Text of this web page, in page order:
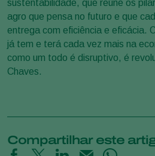
sustentabilidade, que reúne os
agro que pensa no futuro e que
entrega com eficiência e eficácia.
já tem e terá cada vez mais na
como um todo é disruptivo, é
Chaves.
Compartilhar este